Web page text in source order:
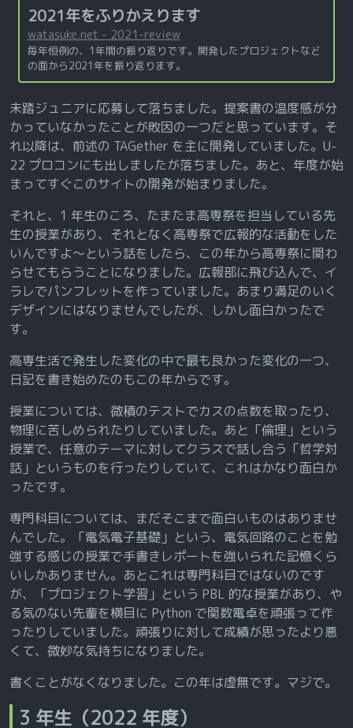
2021年をふりかえります
watasuke.net - 2021-review
毎年恒例の、1年間の振り返りです。開発したプロジェクトなど
の面から2021年を振り返ります。
未踏ジュニアに応募して落ちました。提案書の温度感が分
かっていなかったことが敗因の一つだと思っています。そ
れ以降は、前述の TAGether を主に開発していました。U-
22 プロコンにも出しましたが落ちました。あと、年度が始
まってすぐこのサイトの開発が始まりました。
それと、1 年生のころ、たまたま高専祭を担当している先
生の授業があり、それとなく高専祭で広報的な活動をした
いんですよ～という話をしたら、この年から高専祭に関わ
らせてもらうことになりました。広報部に飛び込んで、イ
ラレでパンフレットを作っていました。あまり満足のいく
デザインにはなりませんでしたが、しかし面白かったで
す。
高専生活で発生した変化の中で最も良かった変化の一つ、
日記を書き始めたのもこの年からです。
授業については、微積のテストでカスの点数を取ったり、
物理に苦しめられたりしていました。あと「倫理」という
授業で、任意のテーマに対してクラスで話し合う「哲学対
話」というものを行ったりしていて、これはかなり面白か
ったです。
専門科目については、まだそこまで面白いものはありませ
んでした。「電気電子基礎」という、電気回路のことを勉
強する感じの授業で手書きレポートを強いられた記憶くら
いしかありません。あとこれは専門科目ではないのです
が、「プロジェクト学習」という PBL 的な授業があり、や
る気のない先輩を横目に Python で関数電卓を頑張って作
ったりしていました。頑張りに対して成績が思ったより悪
くて、微妙な気持ちになりました。
書くことがなくなりました。この年は虚無です。マジで。
3 年生（2022 年度）